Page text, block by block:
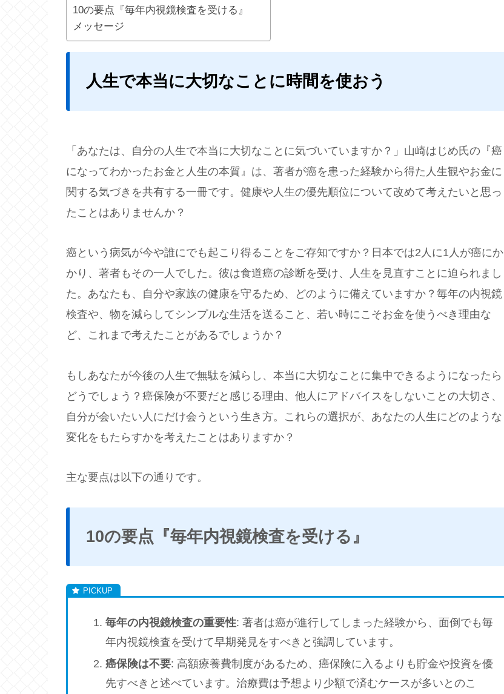
10の要点『毎年内視鏡検査を受ける』
メッセージ
人生で本当に大切なことに時間を使おう
「あなたは、自分の人生で本当に大切なことに気づいていますか？」山崎はじめ氏の『癌
になってわかったお金と人生の本質』は、著者が癌を患った経験から得た人生観やお金に
関する気づきを共有する一冊です。健康や人生の優先順位について改めて考えたいと思っ
たことはありませんか？
癌という病気が今や誰にでも起こり得ることをご存知ですか？日本では2人に1人が癌にか
かり、著者もその一人でした。彼は食道癌の診断を受け、人生を見直すことに迫られまし
た。あなたも、自分や家族の健康を守るため、どのように備えていますか？毎年の内視鏡
検査や、物を減らしてシンプルな生活を送ること、若い時にこそお金を使うべき理由な
ど、これまで考えたことがあるでしょうか？
もしあなたが今後の人生で無駄を減らし、本当に大切なことに集中できるようになったら
どうでしょう？癌保険が不要だと感じる理由、他人にアドバイスをしないことの大切さ、
自分が会いたい人にだけ会うという生き方。これらの選択が、あなたの人生にどのような
変化をもたらすかを考えたことはありますか？
主な要点は以下の通りです。
10の要点『毎年内視鏡検査を受ける』
毎年の内視鏡検査の重要性: 著者は癌が進行してしまった経験から、面倒でも毎
年内視鏡検査を受けて早期発見をすべきと強調しています。
癌保険は不要: 高額療養費制度があるため、癌保険に入るよりも貯金や投資を優
先すべきと述べています。治療費は予想より少額で済むケースが多いとのこ